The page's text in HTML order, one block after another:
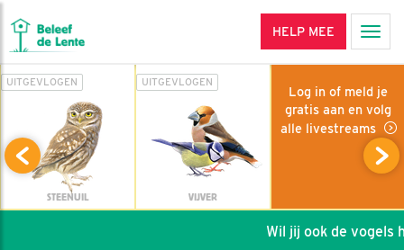
HELP MEE
UITGEVLOGEN
STEENUIL
UITGEVLOGEN
VIJVER
Log in of meld je
gratis aan en volg
alle livestreams
Wil jij ook de vogels